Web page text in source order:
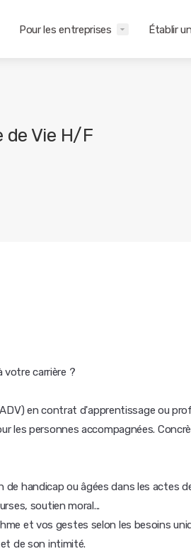
Pour les entreprises Établir
de Vie H/F
votre carrière ?
en contrat d'apprentissage ou
les personnes accompagnées.
handicap ou âgées dans les actes
soutien moral...
et vos gestes selon les besoins
de son intimité.